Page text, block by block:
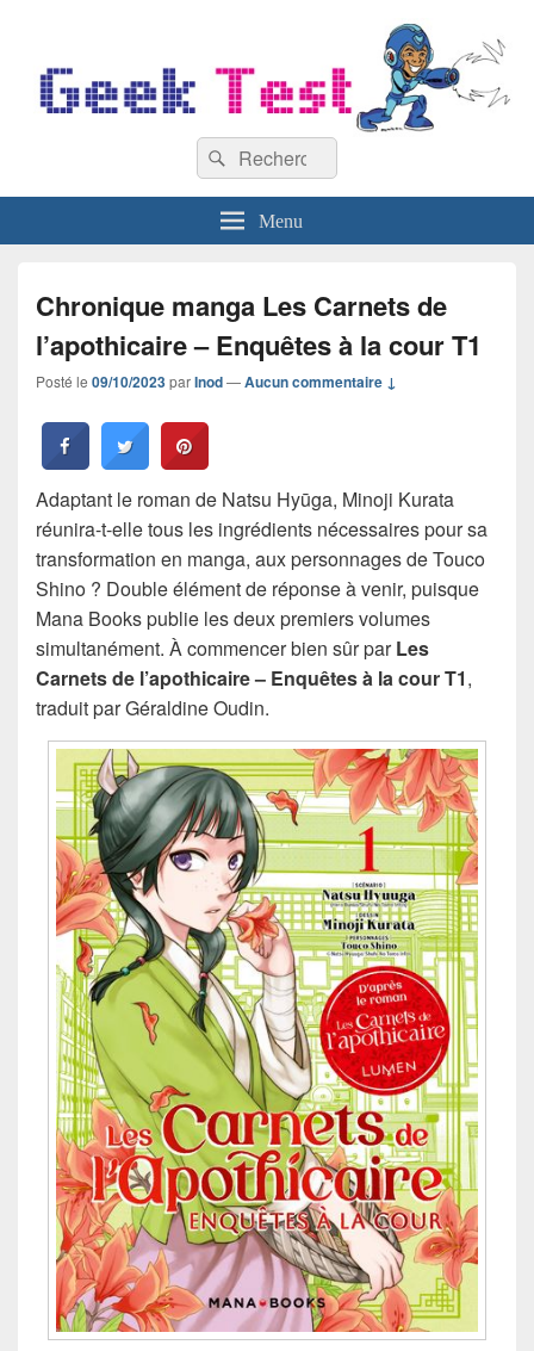
Recherche :
Rechercher
Menu
Chronique manga Les Carnets de
l’apothicaire – Enquêtes à la cour T1
Posté le 09/10/2023parInod—Aucun commentaire ↓
Adaptant le roman de Natsu Hyūga, Minoji Kurata
réunira-t-elle tous les ingrédients nécessaires pour sa
transformation en manga, aux personnages de Touco
Shino ? Double élément de réponse à venir, puisque
Mana Books publie les deux premiers volumes
simultanément. À commencer bien sûr parLes
Carnets de l’apothicaire – Enquêtes à la cour T1,
traduit par Géraldine Oudin.